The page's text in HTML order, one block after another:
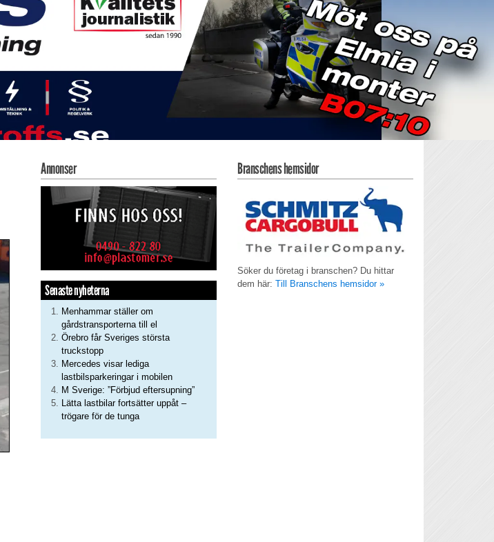
Annonser
Senaste nyheterna
Menhammar ställer om
gårdstransporterna till el
Örebro får Sveriges största
truckstopp
Mercedes visar lediga
lastbilsparkeringar i mobilen
M Sverige: ”Förbjud eftersupning”
Lätta lastbilar fortsätter uppåt –
trögare för de tunga
Branschens hemsidor
Söker du företag i branschen? Du hittar
dem här: Till Branschens hemsidor »